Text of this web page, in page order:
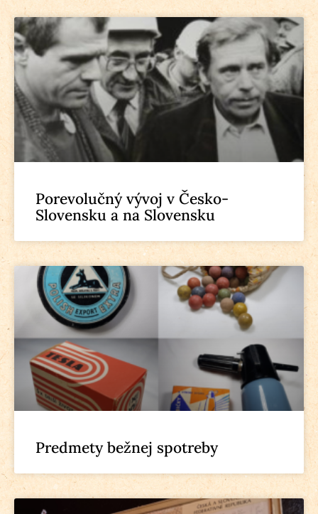
Porevolučný vývoj v Česko-
Slovensku a na Slovensku
Predmety bežnej spotreby